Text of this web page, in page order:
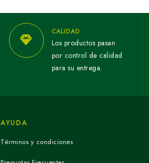
CALIDAD
Los productos pasan
por control de calidad
para su entrega.
AYUDA
Términos y condiciones